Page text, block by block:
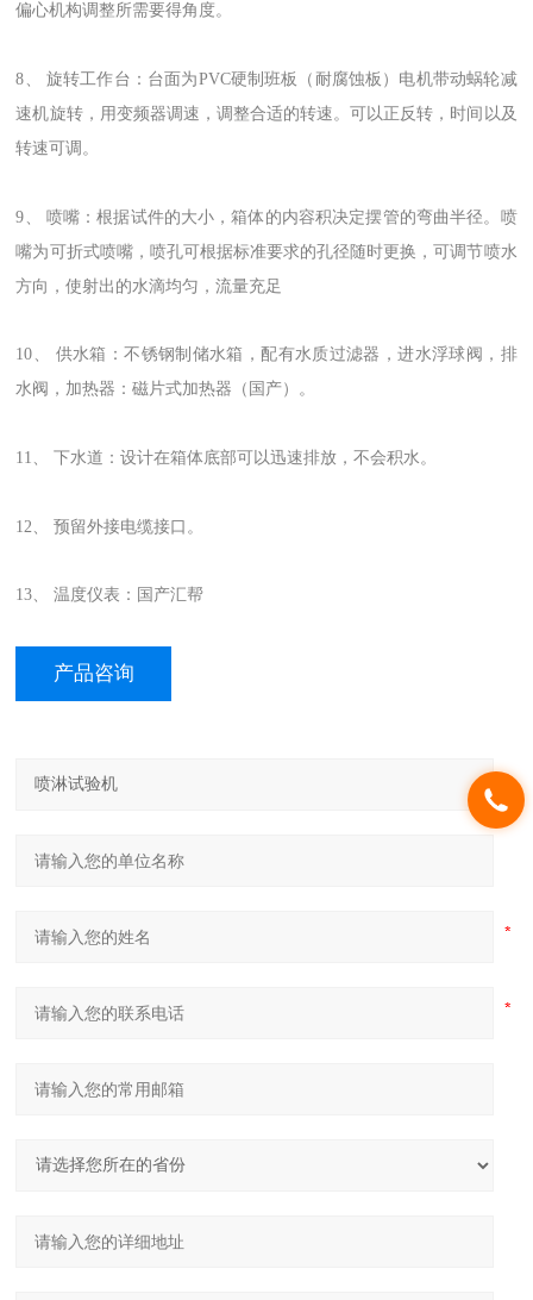
偏心机构调整所需要得角度。
8、 旋转工作台：台面为PVC硬制班板（耐腐蚀板）电机带动蜗轮减
速机旋转，用变频器调速，调整合适的转速。可以正反转，时间以及
转速可调。
9、 喷嘴：根据试件的大小，箱体的内容积决定摆管的弯曲半径。喷
嘴为可折式喷嘴，喷孔可根据标准要求的孔径随时更换，可调节喷水
方向，使射出的水滴均匀，流量充足
10、 供水箱：不锈钢制储水箱，配有水质过滤器，进水浮球阀，排
水阀，加热器：磁片式加热器（国产）。
11、 下水道：设计在箱体底部可以迅速排放，不会积水。
12、 预留外接电缆接口。
13、 温度仪表：国产汇帮
产品咨询